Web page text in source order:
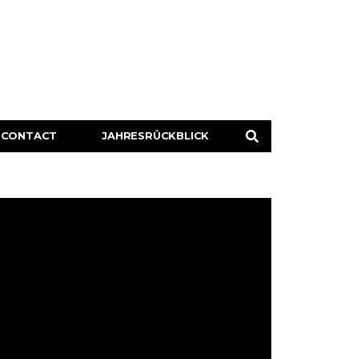
CONTACT JAHRESRÜCKBLICK